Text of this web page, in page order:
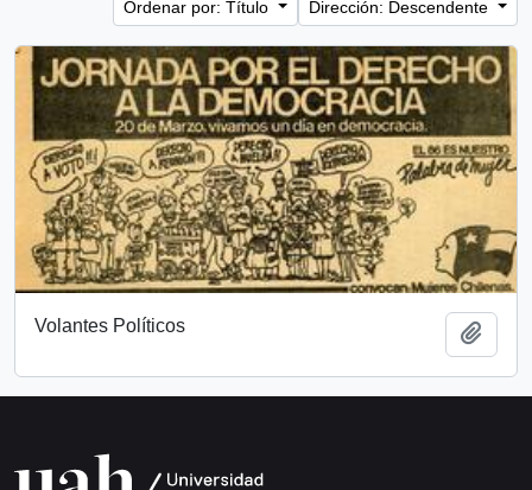
Ordenar por: Título
Dirección: Descendente
Volantes Políticos